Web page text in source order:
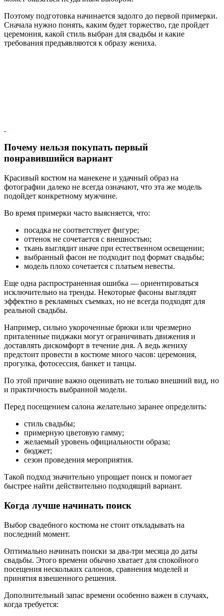
Поэтому подготовка начинается задолго до первой примерки.
Сначала нужно понять, каким будет торжество, где пройдет
церемония, какой стиль выбран для свадьбы и какие
требования предъявляются к образу жениха.
Почему нельзя покупать первый
понравившийся вариант
Красивый костюм на манекене и удачный образ на
фотографии далеко не всегда означают, что эта же модель
подойдет конкретному мужчине.
Во время примерки часто выясняется, что:
посадка не соответствует фигуре;
оттенок не сочетается с внешностью;
ткань выглядит иначе при естественном освещении;
выбранный фасон не подходит под формат свадьбы;
модель плохо сочетается с платьем невесты.
Еще одна распространенная ошибка — ориентироваться
исключительно на тренды. Некоторые фасоны выглядят
эффектно в рекламных съемках, но не всегда подходят для
реальной свадьбы.
Например, сильно укороченные брюки или чрезмерно
приталенные пиджаки могут ограничивать движения и
доставлять дискомфорт в течение дня. А ведь жениху
предстоит провести в костюме много часов: церемония,
прогулка, фотосессия, банкет и танцы.
По этой причине важно оценивать не только внешний вид, но
и практичность выбранной модели.
Перед посещением салона желательно заранее определить:
стиль свадьбы;
примерную цветовую гамму;
желаемый уровень официальности образа;
бюджет;
сезон проведения мероприятия.
Такой подход значительно упрощает поиск и помогает
быстрее найти действительно подходящий вариант.
Когда лучше начинать поиск
Выбор свадебного костюма не стоит откладывать на
последний момент.
Оптимально начинать поиски за два-три месяца до даты
свадьбы. Этого времени обычно хватает для спокойного
посещения нескольких салонов, сравнения моделей и
принятия взвешенного решения.
Дополнительный запас времени особенно важен в случаях,
когда требуется: